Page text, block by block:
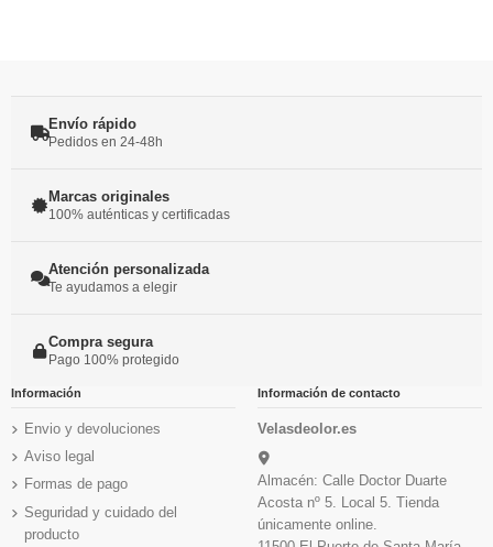
Envío rápido
Pedidos en 24-48h
Marcas originales
100% auténticas y certificadas
Atención personalizada
Te ayudamos a elegir
Compra segura
Pago 100% protegido
Información
Envio y devoluciones
Aviso legal
Formas de pago
Seguridad y cuidado del
producto
Información de contacto
Velasdeolor.es
Almacén: Calle Doctor Duarte
Acosta nº 5. Local 5. Tienda
únicamente online.